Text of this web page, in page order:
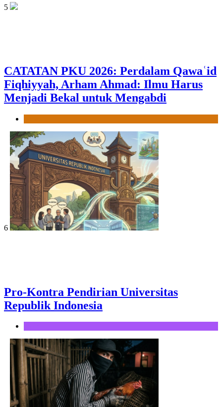
5
CATATAN PKU 2026: Perdalam Qawaʿid
Fiqhiyyah, Arham Ahmad: Ilmu Harus
Menjadi Bekal untuk Mengabdi
6
Pro-Kontra Pendirian Universitas
Republik Indonesia